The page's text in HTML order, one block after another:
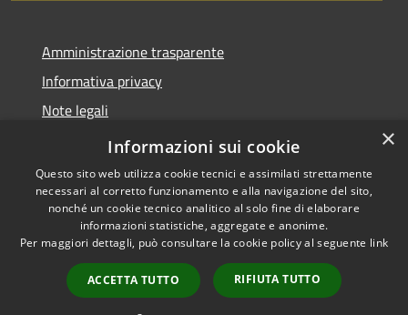
Amministrazione trasparente
Informativa privacy
Note legali
Dichiarazione di accessibilità
Accessibilità
Copyright © 2026 • Comune di
Malagnino • Powered by
Municipium•
Accesso
redazione
×
Informazioni sui cookie
Questo sito web utilizza cookie tecnici e assimilati strettamente
necessari al corretto funzionamento e alla navigazione del sito,
nonché un cookie tecnico analitico al solo fine di elaborare
informazioni statistiche, aggregate e anonime.
Per maggiori dettagli, può consultare la cookie policy al seguente link
ACCETTA TUTTO RIFIUTA TUTTO